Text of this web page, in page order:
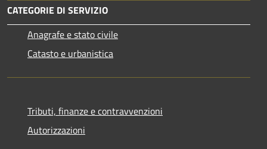
CATEGORIE DI SERVIZIO
Anagrafe e stato civile
Catasto e urbanistica
Tributi, finanze e contravvenzioni
Autorizzazioni